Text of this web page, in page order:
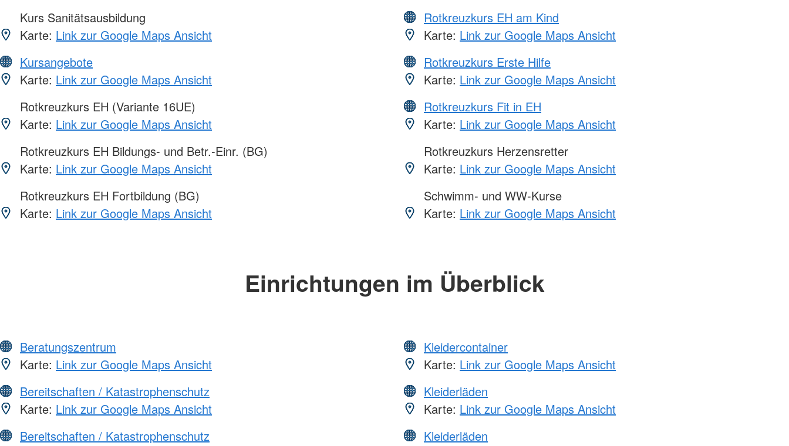
Kurs Sanitätsausbildung
Karte: Link zur Google Maps Ansicht
Kursangebote
Karte: Link zur Google Maps Ansicht
Rotkreuzkurs EH (Variante 16UE)
Karte: Link zur Google Maps Ansicht
Rotkreuzkurs EH Bildungs- und Betr.-Einr. (BG)
Karte: Link zur Google Maps Ansicht
Rotkreuzkurs EH Fortbildung (BG)
Karte: Link zur Google Maps Ansicht
Rotkreuzkurs EH am Kind
Karte: Link zur Google Maps Ansicht
Rotkreuzkurs Erste Hilfe
Karte: Link zur Google Maps Ansicht
Rotkreuzkurs Fit in EH
Karte: Link zur Google Maps Ansicht
Rotkreuzkurs Herzensretter
Karte: Link zur Google Maps Ansicht
Schwimm- und WW-Kurse
Karte: Link zur Google Maps Ansicht
Einrichtungen im Überblick
Beratungszentrum
Karte: Link zur Google Maps Ansicht
Bereitschaften / Katastrophenschutz
Karte: Link zur Google Maps Ansicht
Bereitschaften / Katastrophenschutz
Kleidercontainer
Karte: Link zur Google Maps Ansicht
Kleiderläden
Karte: Link zur Google Maps Ansicht
Kleiderläden